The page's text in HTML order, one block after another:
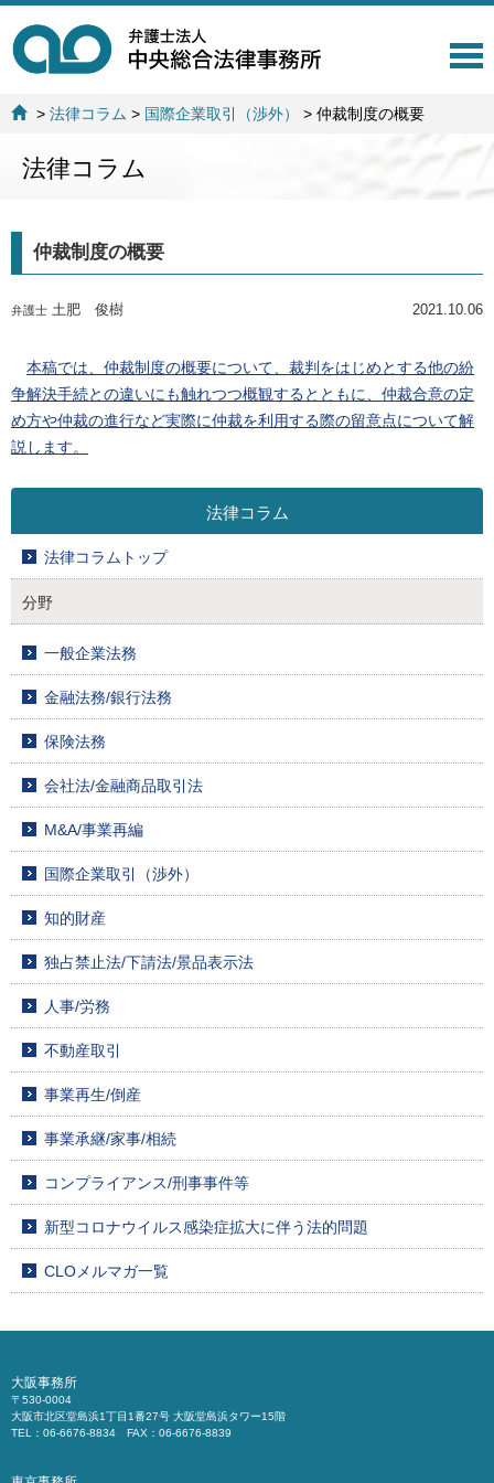
T
g
t
o
n
>法律コラム > 国際企業取引（渉外） >仲裁制度の概要
法律コラム
仲裁制度の概要
弁護士 土肥 俊樹 2021.10.06
本稿では、仲裁制度の概要について、裁判をはじめとする他の紛
争解決手続との違いにも触れつつ概観するとともに、仲裁合意の定
め方や仲裁の進行など実際に仲裁を利用する際の留意点について解
説します。
法律コラム
法律コラムトップ
分野
一般企業法務
金融法務/銀行法務
保険法務
会社法/金融商品取引法
M&A/事業再編
国際企業取引（渉外）
知的財産
独占禁止法/下請法/景品表示法
人事/労務
不動産取引
事業再生/倒産
事業承継/家事/相続
コンプライアンス/刑事事件等
新型コロナウイルス感染症拡大に伴う法的問題
CLOメルマガ一覧
大阪事務所
〒530-0004
大阪市北区堂島浜1丁目1番27号 大阪堂島浜タワー15階
TEL：06-6676-8834 FAX：06-6676-8839